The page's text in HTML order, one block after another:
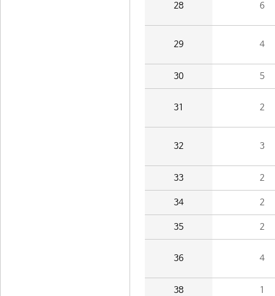
28 6
29 4
30 5
31 2
32 3
33 2
34 2
35 2
36 4
38 1